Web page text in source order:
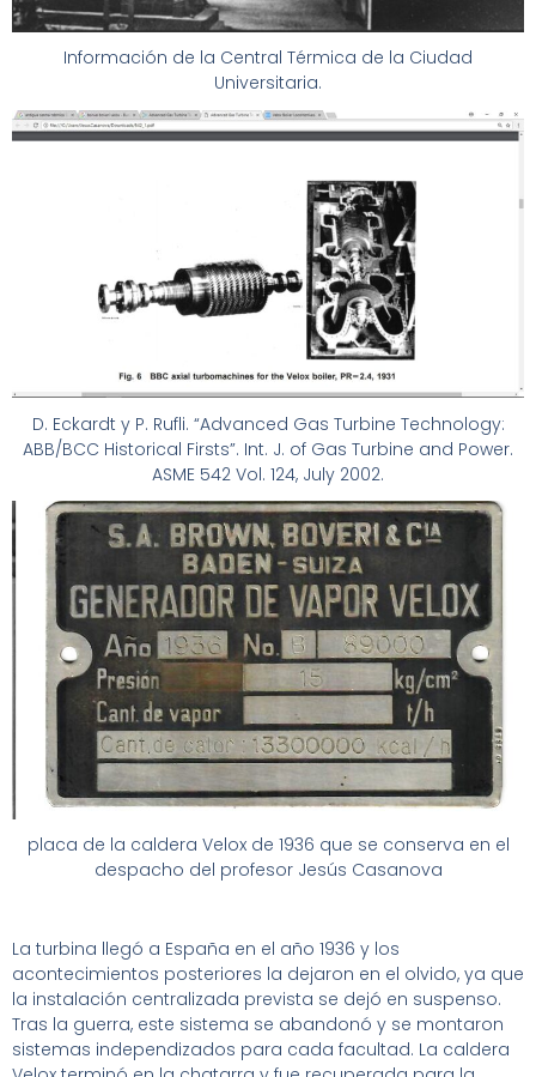
Información de la Central Térmica de la Ciudad
Universitaria.
D. Eckardt y P. Rufli. “Advanced Gas Turbine Technology:
ABB/BCC Historical Firsts”. Int. J. of Gas Turbine and Power.
ASME 542 Vol. 124, July 2002.
placa de la caldera Velox de 1936 que se conserva en el
despacho del profesor Jesús Casanova
La turbina llegó a España en el año 1936 y los
acontecimientos posteriores la dejaron en el olvido, ya que
la instalación centralizada prevista se dejó en suspenso.
Tras la guerra, este sistema se abandonó y se montaron
sistemas independizados para cada facultad. La caldera